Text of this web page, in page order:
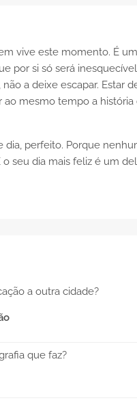
vive este momento. É
por si só será
a deixe escapar. Estar
ao mesmo tempo a história
perfeito. Porque
seu dia mais feliz é um
a outra cidade?
que faz?